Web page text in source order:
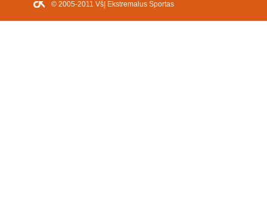
© 2005-2011 VšĮ Ekstremalus Sportas